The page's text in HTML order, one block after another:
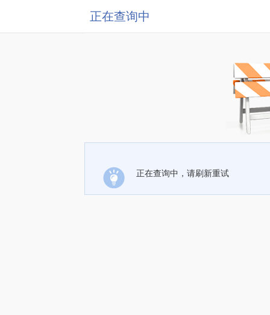
正在查询中
正在查询中，请刷新重试